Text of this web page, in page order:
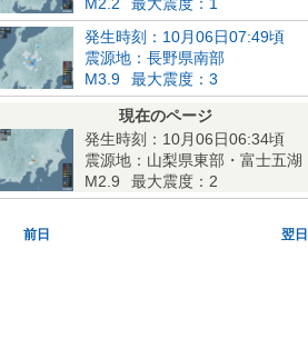
発生時刻：10月06日07:49頃
震源地：長野県南部
M3.9
最大震度：3
現在のページ
発生時刻：10月06日06:34頃
震源地：山梨県東部・富士五湖
M2.9
最大震度：2
前日 翌日